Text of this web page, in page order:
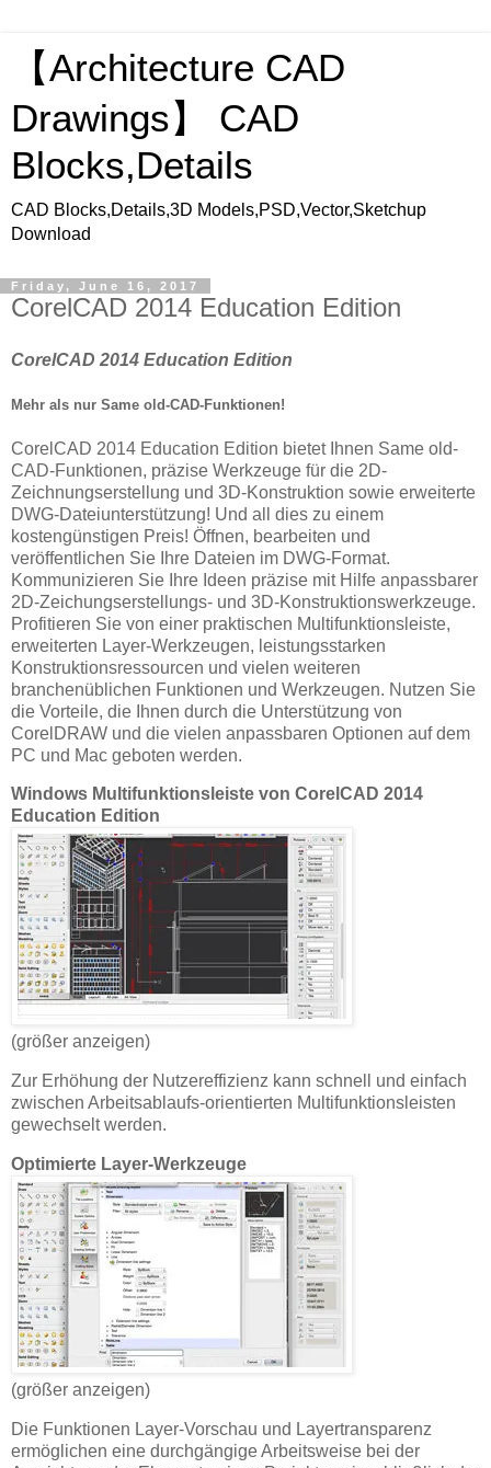
【Architecture CAD
Drawings】 CAD
Blocks,Details
CAD Blocks,Details,3D Models,PSD,Vector,Sketchup
Download
Friday, June 16, 2017
CorelCAD 2014 Education Edition
CorelCAD 2014 Education Edition
Mehr als nur Same old-CAD-Funktionen!
CorelCAD 2014 Education Edition bietet Ihnen Same old-
CAD-Funktionen, präzise Werkzeuge für die 2D-
Zeichnungserstellung und 3D-Konstruktion sowie erweiterte
DWG-Dateiunterstützung! Und all dies zu einem
kostengünstigen Preis! Öffnen, bearbeiten und
veröffentlichen Sie Ihre Dateien im DWG-Format.
Kommunizieren Sie Ihre Ideen präzise mit Hilfe anpassbarer
2D-Zeichungserstellungs- und 3D-Konstruktionswerkzeuge.
Profitieren Sie von einer praktischen Multifunktionsleiste,
erweiterten Layer-Werkzeugen, leistungsstarken
Konstruktionsressourcen und vielen weiteren
branchenüblichen Funktionen und Werkzeugen. Nutzen Sie
die Vorteile, die Ihnen durch die Unterstützung von
CorelDRAW und die vielen anpassbaren Optionen auf dem
PC und Mac geboten werden.
Windows Multifunktionsleiste von CorelCAD 2014
Education Edition
(größer anzeigen)
Zur Erhöhung der Nutzereffizienz kann schnell und einfach
zwischen Arbeitsablaufs-orientierten Multifunktionsleisten
gewechselt werden.
Optimierte Layer-Werkzeuge
(größer anzeigen)
Die Funktionen Layer-Vorschau und Layertransparenz
ermöglichen eine durchgängige Arbeitsweise bei der